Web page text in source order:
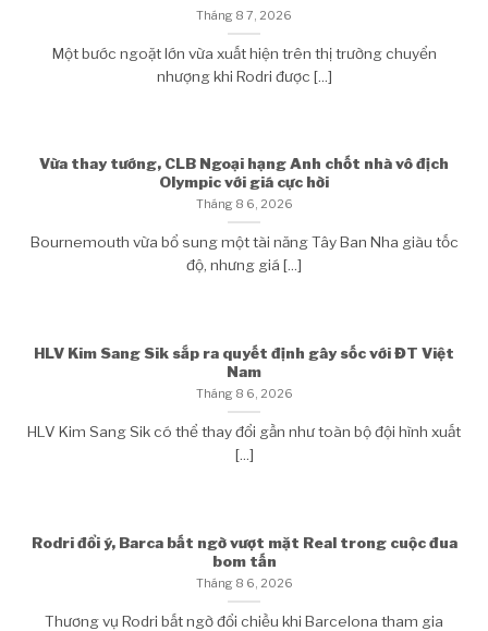
Tháng 8 7, 2026
Một bước ngoặt lớn vừa xuất hiện trên thị trường chuyển
nhượng khi Rodri được [...]
Vừa thay tướng, CLB Ngoại hạng Anh chốt nhà vô địch
Olympic với giá cực hời
Tháng 8 6, 2026
Bournemouth vừa bổ sung một tài năng Tây Ban Nha giàu tốc
độ, nhưng giá [...]
HLV Kim Sang Sik sắp ra quyết định gây sốc với ĐT Việt
Nam
Tháng 8 6, 2026
HLV Kim Sang Sik có thể thay đổi gần như toàn bộ đội hình xuất
[...]
Rodri đổi ý, Barca bất ngờ vượt mặt Real trong cuộc đua
bom tấn
Tháng 8 6, 2026
Thương vụ Rodri bất ngờ đổi chiều khi Barcelona tham gia